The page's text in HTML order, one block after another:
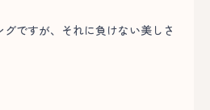
ですが、それに負けない美しさ